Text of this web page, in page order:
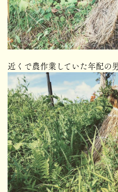
近くで農作業していた年配の